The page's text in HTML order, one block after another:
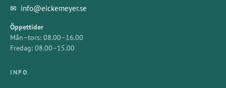
✉ info@eickemeyer.se
Öppettider
Mån–tors: 08.00–16.00
Fredag: 08.00–15.00
INFO